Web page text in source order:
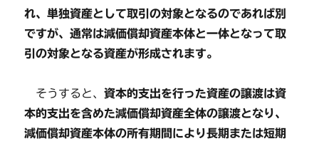
れ、単独資産として取引の対象となるのであれば別
ですが、通常は減価償却資産本体と一体となって取
引の対象となる資産が形成されます。
そうすると、資本的支出を行った資産の譲渡は資
本的支出を含めた減価償却資産全体の譲渡となり、
減価償却資産本体の所有期間により長期または短期